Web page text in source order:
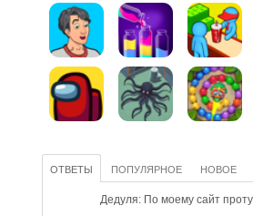
ОТВЕТЫ ПОПУЛЯРНОЕ НОВОЕ
Дедуля: По моему сайт